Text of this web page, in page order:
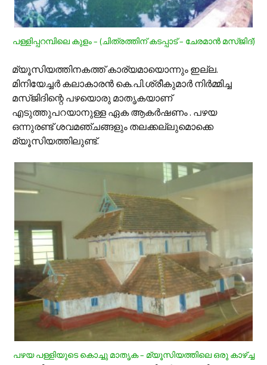
പള്ളിപ്പറമ്പിലെ കുളം – (ചിത്രത്തിന് കടപ്പാട് – ചേരമാന്‍ മസ്ജിദ്)
മ്യൂസിയത്തിനകത്ത് കാര്യമായൊന്നും ഇല്ല.
മിനിയേച്ചര്‍ കലാകാരന്‍ കെ.പി.ശ്രീകുമാര്‍ നിര്‍മ്മിച്ച
മസ്ജിദിന്റെ പഴയൊരു മാതൃകയാണ്‌
എടുത്തുപറയാനുള്ള ഏക ആകര്‍ഷണം . പഴയ
ഒന്നുരണ്ട് ശവമഞ്ചങ്ങളും തലക്കല്ലുമൊക്കെ
മ്യൂസിയത്തിലുണ്ട്.
പഴയ പള്ളിയുടെ കൊച്ചു മാതൃക – മ്യൂസിയത്തിലെ ഒരു കാഴ്ച്ച